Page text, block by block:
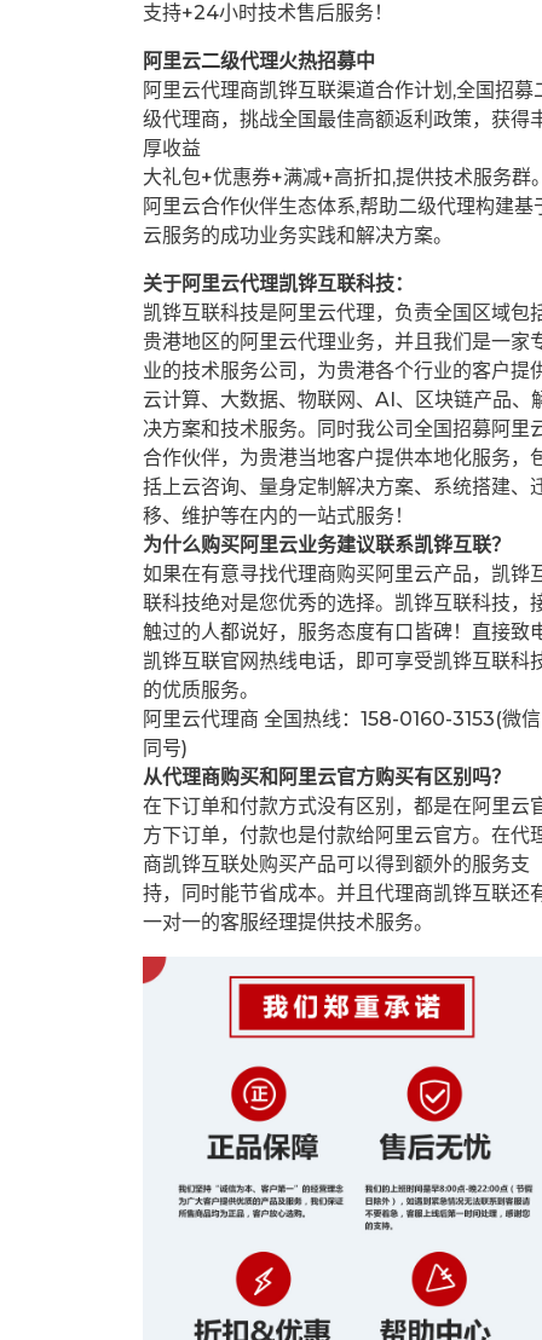
支持+24小时技术售后服务！
阿里云二级代理火热招募中
阿里云代理商凯铧互联渠道合作计划,全国招募
级代理商，挑战全国最佳高额返利政策，获得
厚收益
大礼包+优惠券+满减+高折扣,提供技术服务群。
阿里云合作伙伴生态体系,帮助二级代理构建基
云服务的成功业务实践和解决方案。
关于阿里云代理凯铧互联科技：
凯铧互联科技是阿里云代理，负责全国区域包
贵港地区的阿里云代理业务，并且我们是一家
业的技术服务公司，为贵港各个行业的客户提
云计算、大数据、物联网、AI、区块链产品、
决方案和技术服务。同时我公司全国招募阿里
合作伙伴，为贵港当地客户提供本地化服务，
括上云咨询、量身定制解决方案、系统搭建、
移、维护等在内的一站式服务！
为什么购买阿里云业务建议联系凯铧互联？
如果在有意寻找代理商购买阿里云产品，凯铧
联科技绝对是您优秀的选择。凯铧互联科技，
触过的人都说好，服务态度有口皆碑！直接致
凯铧互联官网热线电话，即可享受凯铧互联科
的优质服务。
阿里云代理商 全国热线：158-0160-3153(微信
同号)
从代理商购买和阿里云官方购买有区别吗？
在下订单和付款方式没有区别，都是在阿里云
方下订单，付款也是付款给阿里云官方。在代
商凯铧互联处购买产品可以得到额外的服务支
持，同时能节省成本。并且代理商凯铧互联还
一对一的客服经理提供技术服务。